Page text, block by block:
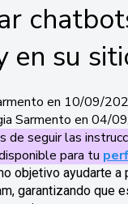
en su
en 10/09/
Sarmento en 04/
de seguir las
para tu
objetivo ayudarte
garantizando que